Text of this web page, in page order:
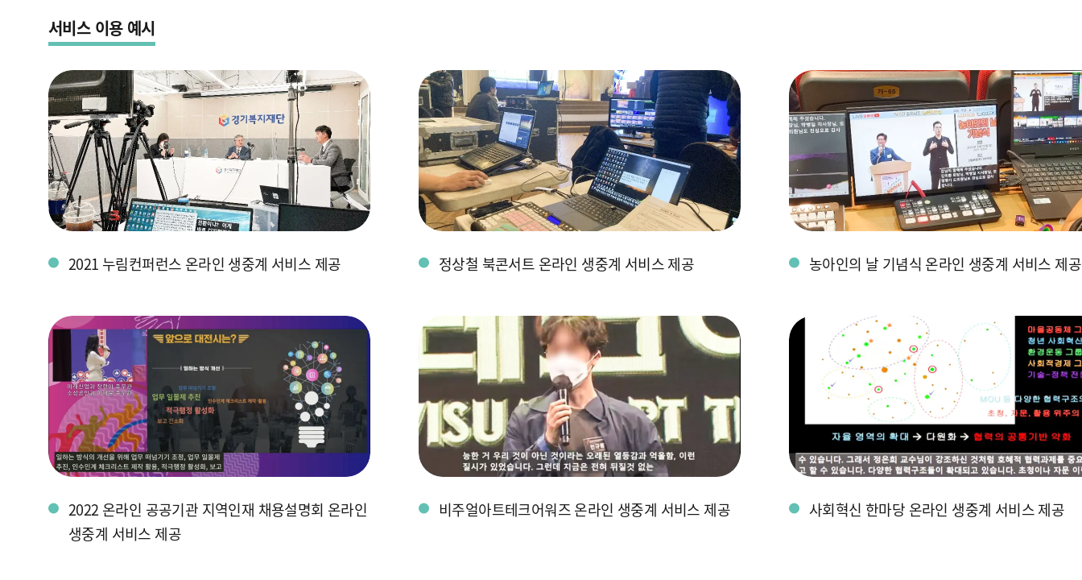
서비스 이용 예시
2021 누림컨퍼런스 온라인 생중계 서비스 제공 정상철 북콘서트 온라인 생중계 서비스 제공 농아인의 날 기념식 온라인 생중계 서비스 제공
2022 온라인 공공기관 지역인재 채용설명회 온라인
생중계 서비스 제공
비주얼아트테크어워즈 온라인 생중계 서비스 제공 사회혁신 한마당 온라인 생중계 서비스 제공